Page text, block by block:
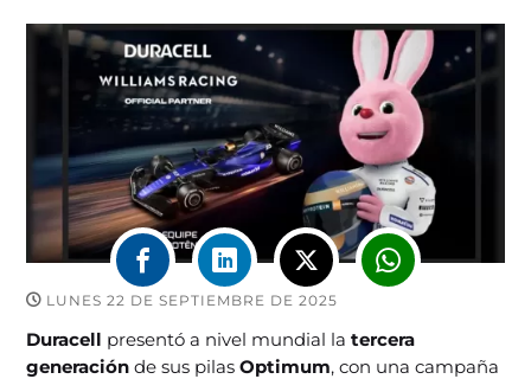
LUNES 22 DE SEPTIEMBRE DE 2025
Duracell presentó a nivel mundial la tercera
generación de sus pilasOptimum, con una campaña